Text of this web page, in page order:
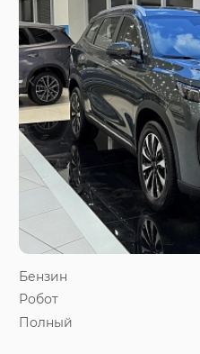
Бензин
Робот
Полный